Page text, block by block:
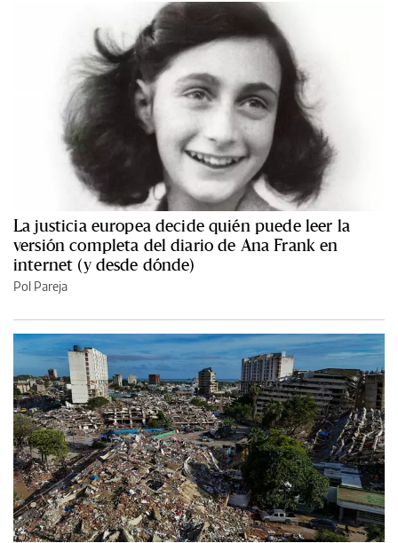
La justicia europea decide quién puede leer la
versión completa del diario de Ana Frank en
internet (y desde dónde)
Pol Pareja